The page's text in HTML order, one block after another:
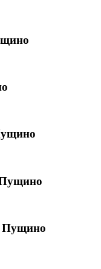
Пущино
Пущино